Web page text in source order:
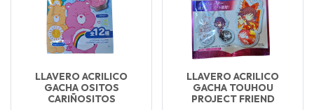
LLAVERO ACRILICO
GACHA OSITOS
CARIÑOSITOS
LLAVERO ACRILICO
GACHA TOUHOU
PROJECT FRIEND